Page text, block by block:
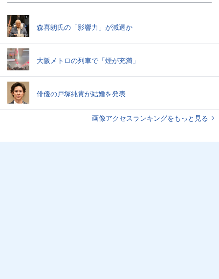
森喜朗氏の「影響力」が減退か
大阪メトロの列車で「煙が充満」
俳優の戸塚純貴が結婚を発表
画像アクセスランキングをもっと見る